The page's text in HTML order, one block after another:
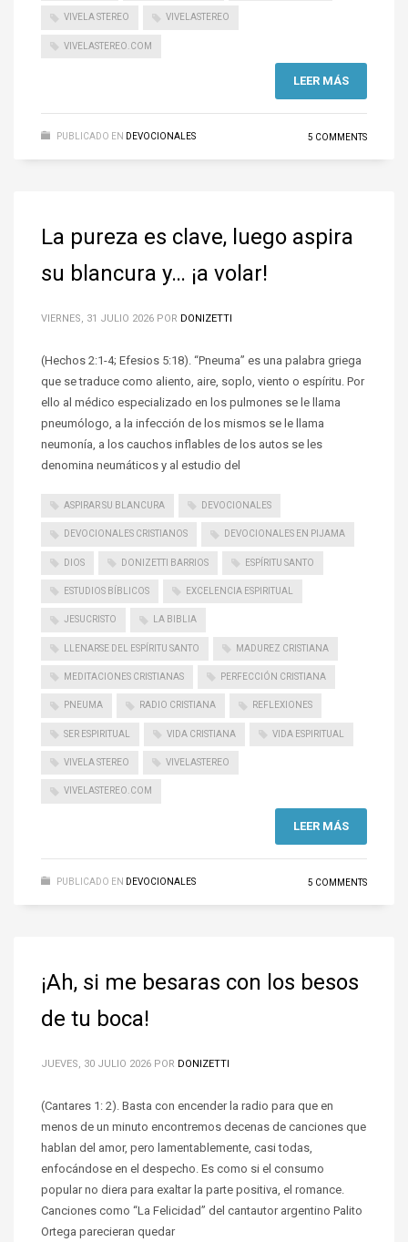
VIVELA STEREO VIVELASTEREO
VIVELASTEREO.COM
LEER MÁS
PUBLICADO EN DEVOCIONALES 5 COMMENTS
La pureza es clave, luego aspira
su blancura y… ¡a volar!
VIERNES, 31 JULIO 2026 POR DONIZETTI
(Hechos 2:1-4; Efesios 5:18). “Pneuma” es una palabra griega
que se traduce como aliento, aire, soplo, viento o espíritu. Por
ello al médico especializado en los pulmones se le llama
pneumólogo, a la infección de los mismos se le llama
neumonía, a los cauchos inflables de los autos se les
denomina neumáticos y al estudio del
ASPIRAR SU BLANCURA DEVOCIONALES
DEVOCIONALES CRISTIANOS DEVOCIONALES EN PIJAMA
DIOS DONIZETTI BARRIOS ESPÍRITU SANTO
ESTUDIOS BÍBLICOS EXCELENCIA ESPIRITUAL
JESUCRISTO LA BIBLIA
LLENARSE DEL ESPÍRITU SANTO MADUREZ CRISTIANA
MEDITACIONES CRISTIANAS PERFECCIÓN CRISTIANA
PNEUMA RADIO CRISTIANA REFLEXIONES
SER ESPIRITUAL VIDA CRISTIANA VIDA ESPIRITUAL
VIVELA STEREO VIVELASTEREO
VIVELASTEREO.COM
LEER MÁS
PUBLICADO EN DEVOCIONALES 5 COMMENTS
¡Ah, si me besaras con los besos
de tu boca!
JUEVES, 30 JULIO 2026 POR DONIZETTI
(Cantares 1: 2). Basta con encender la radio para que en
menos de un minuto encontremos decenas de canciones que
hablan del amor, pero lamentablemente, casi todas,
enfocándose en el despecho. Es como si el consumo
popular no diera para exaltar la parte positiva, el romance.
Canciones como “La Felicidad” del cantautor argentino Palito
Ortega parecieran quedar